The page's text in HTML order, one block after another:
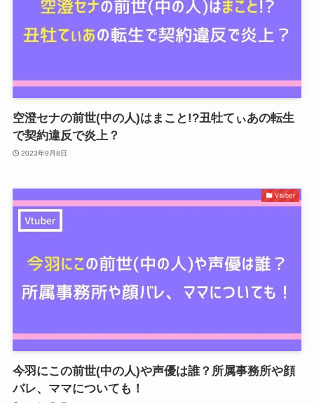
空澄セナの前世(中の人)はまこと!?丑牡てぃあの転生
で契約違反で炎上？
2023年9月8日
Vtuber
今羽にこの前世(中の人)や声優は誰？所属事務所や顔
バレ、ママについても！